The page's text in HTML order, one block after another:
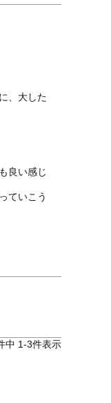
、大した
良い感じ
ていこう
中 1-3件表示